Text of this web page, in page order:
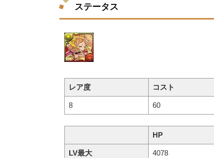
ステータス
レア度 コスト
8 60
HP
LV最大 4078